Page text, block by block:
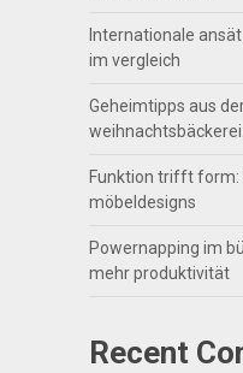
Internationale
im vergleich
Geheimtipps aus
Funktion trifft form:
möbeldesigns
Powernapping im
mehr produktivität
Recent